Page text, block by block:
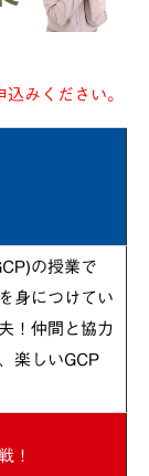
みください。
の授業で
身につけてい
！仲間と協力
楽しいGCP
！